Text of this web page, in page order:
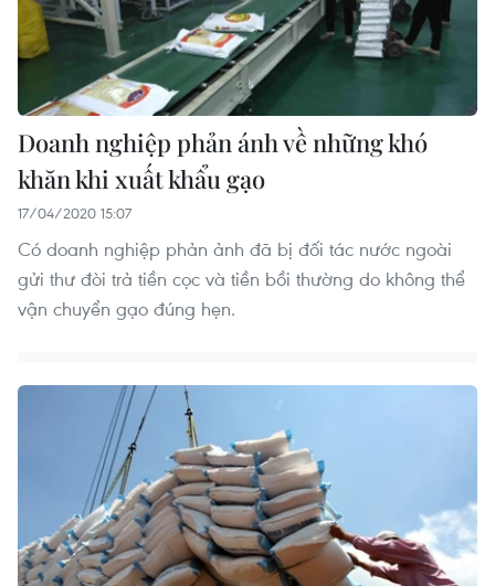
Doanh nghiệp phản ánh về những khó
khăn khi xuất khẩu gạo
17/04/2020 15:07
Có doanh nghiệp phản ảnh đã bị đối tác nước ngoài
gửi thư đòi trả tiền cọc và tiền bồi thường do không thể
vận chuyển gạo đúng hẹn.